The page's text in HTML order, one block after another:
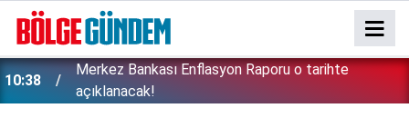
10:38
Merkez Bankası Enflasyon Raporu o tarihte
açıklanacak!